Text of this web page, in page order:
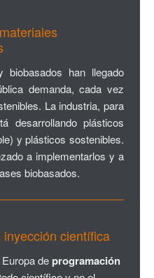
biobasados han llegado
demanda, cada vez
La industria, para
desarrollando plásticos
y plásticos sostenibles.
a implementarlos y a
biobasados.
científica
deprogramación